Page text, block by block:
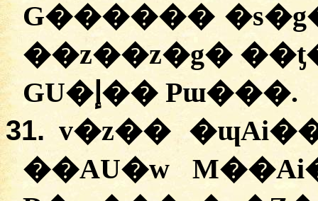
G������
��z��z�g�
GU�إ�� Pɯ���.
31. v�z��
��AU�w